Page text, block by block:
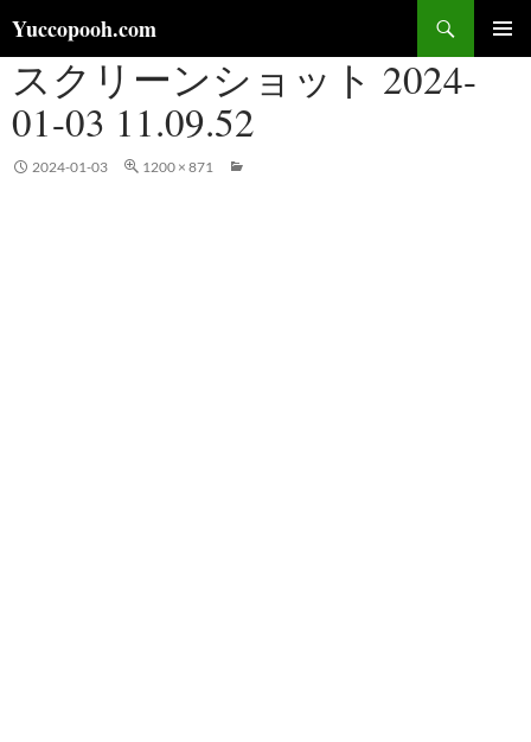
ン
ン
ツ
Yuccopooh.com
索
スクリーンショット 2024-
01-03 11.09.52
2024-01-03 1200 × 871